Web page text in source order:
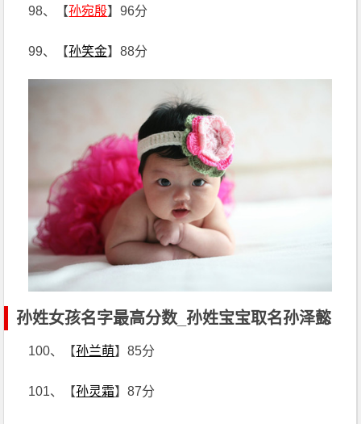
98、【孙宛殷】96分
99、【孙笑金】88分
孙姓女孩名字最高分数_孙姓宝宝取名孙泽懿
100、【孙兰萌】85分
101、【孙灵霜】87分